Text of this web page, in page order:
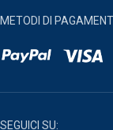
METODI DI
SEGUICI SU: